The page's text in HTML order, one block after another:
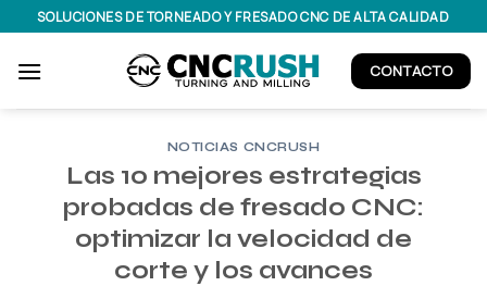
Saltar
al
contenido
SOLUCIONES DE TORNEADO Y FRESADO CNC DE ALTA CALIDAD
CONTACTO
NOTICIAS CNCRUSH
Las 10 mejores estrategias
probadas de fresado CNC:
optimizar la velocidad de
corte y los avances